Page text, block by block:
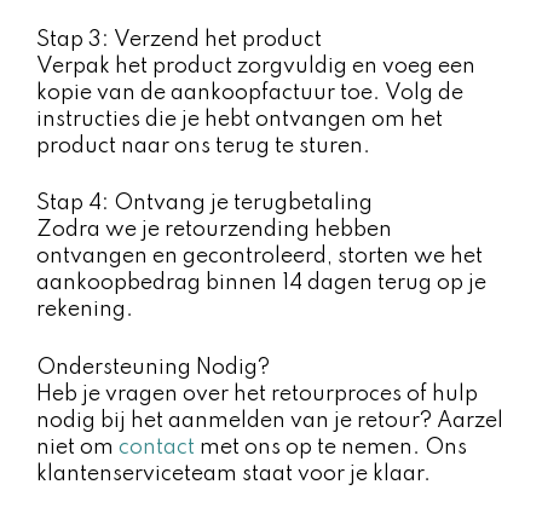
Stap 3: Verzend het product
Verpak het product zorgvuldig en voeg een
kopie van de aankoopfactuur toe. Volg de
instructies die je hebt ontvangen om het
product naar ons terug te sturen.
Stap 4: Ontvang je terugbetaling
Zodra we je retourzending hebben
ontvangen en gecontroleerd, storten we het
aankoopbedrag binnen 14 dagen terug op je
rekening.
Ondersteuning Nodig?
Heb je vragen over het retourproces of hulp
nodig bij het aanmelden van je retour? Aarzel
niet om contact met ons op te nemen. Ons
klantenserviceteam staat voor je klaar.